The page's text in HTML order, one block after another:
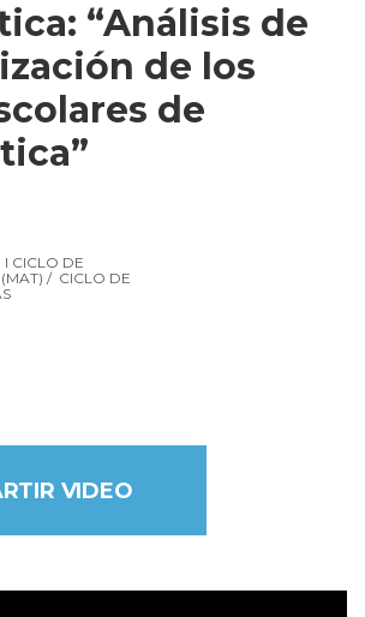
“Análisis de
de los
de
I CICLO DE
/ CICLO DE
VIDEO